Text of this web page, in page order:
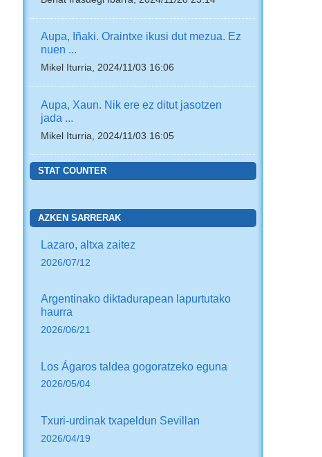
Aupa, Iñaki. Oraintxe ikusi dut mezua. Ez
nuen ...
Mikel Iturria, 2024/11/03 16:06
Aupa, Xaun. Nik ere ez ditut jasotzen
jada ...
Mikel Iturria, 2024/11/03 16:05
STAT COUNTER
AZKEN SARRERAK
Lazaro, altxa zaitez
2026/07/12
Argentinako diktadurapean lapurtutako
haurra
2026/06/21
Los Ágaros taldea gogoratzeko eguna
2026/05/04
Txuri-urdinak txapeldun Sevillan
2026/04/19